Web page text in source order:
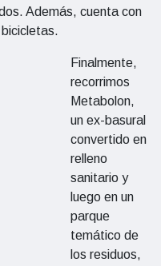
Además, cuenta con
Finalmente,
recorrimos
Metabolon,
un ex-basural
convertido en
relleno
sanitario y
luego en un
parque
temático de
los residuos,